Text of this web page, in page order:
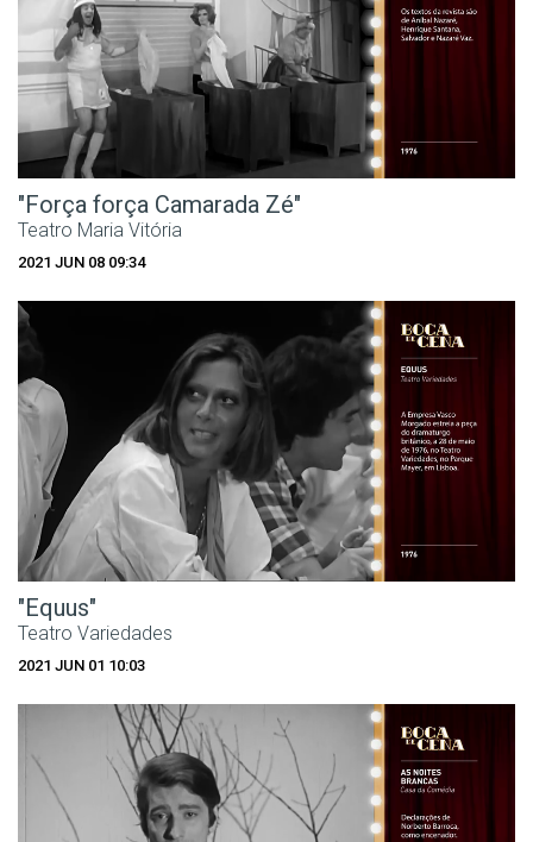
"Força força Camarada Zé"
Teatro Maria Vitória
2021 JUN 08 09:34
"Equus"
Teatro Variedades
2021 JUN 01 10:03